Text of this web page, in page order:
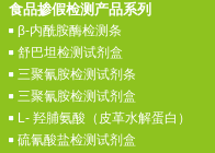
食品掺假检测产品系列
β-内酰胺酶检测条
舒巴坦检测试剂盒
三聚氰胺检测试剂条
三聚氰胺检测试剂盒
L- 羟脯氨酸（皮革水解蛋白）
硫氰酸盐检测试剂盒